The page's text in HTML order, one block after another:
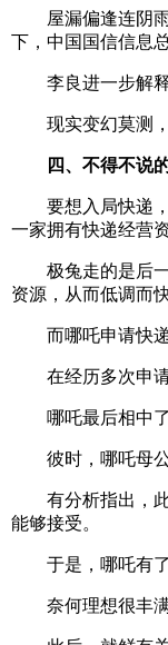
屋漏偏逢连阴雨
下，中国国信信息
李良进一步解释
现实变幻莫测，
四、不得不说
要想入局快递，
一家拥有快递经营
极兔走的是后一
资源，从而低调而
而哪吒申请快递
在经历多次申请
哪吒最后相中了
彼时，哪吒母公
有分析指出，此
能够接受。
于是，哪吒有了
奈何理想很丰满